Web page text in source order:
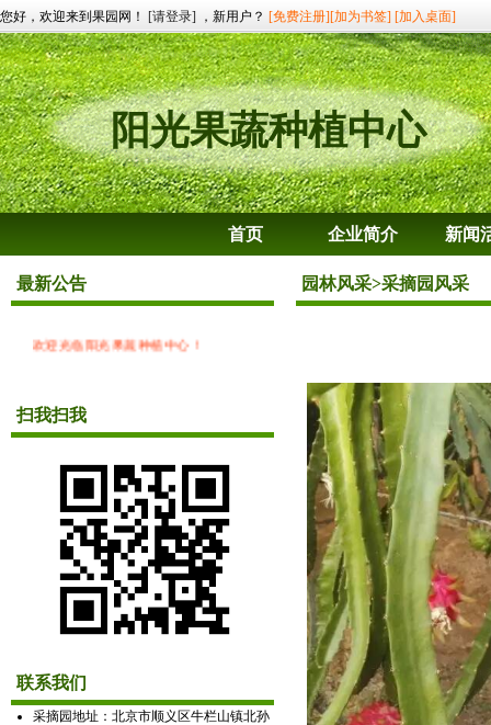
您好，欢迎来到果园网！ [请登录] ，新用户？ [免费注册][加为书签] [加入桌面]
阳光果蔬种植中心
首页 企业简介 新闻
最新公告
欢迎光临阳光果蔬种植中心！
扫我扫我
联系我们
采摘园地址：北京市顺义区牛栏山镇北孙
园林风采>采摘园风采